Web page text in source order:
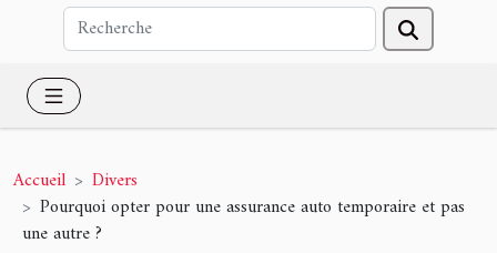
Accueil
Divers
Pourquoi opter pour une assurance auto temporaire et pas
une autre ?